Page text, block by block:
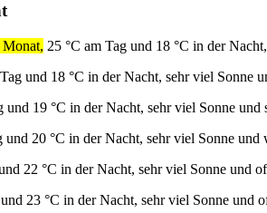
Monat, 25 °C am Tag und 18 °C in der
und 18 °C in der Nacht, sehr viel Sonne
und 19 °C in der Nacht, sehr viel Sonne und
und 20 °C in der Nacht, sehr viel Sonne und
22 °C in der Nacht, sehr viel Sonne und
23 °C in der Nacht, sehr viel Sonne und